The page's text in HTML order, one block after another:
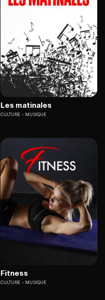
Les matinales
CULTURE MUSIQUE
Fitness
CULTURE MUSIQUE